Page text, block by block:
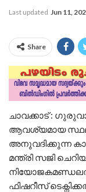
Last updated Jun 11,
Share
ചാവക്കാട് :
ആവശ്യമായ
അനുവദിക്കുന്ന
മന്ത്രി സജി
ഫിഷറീസ്